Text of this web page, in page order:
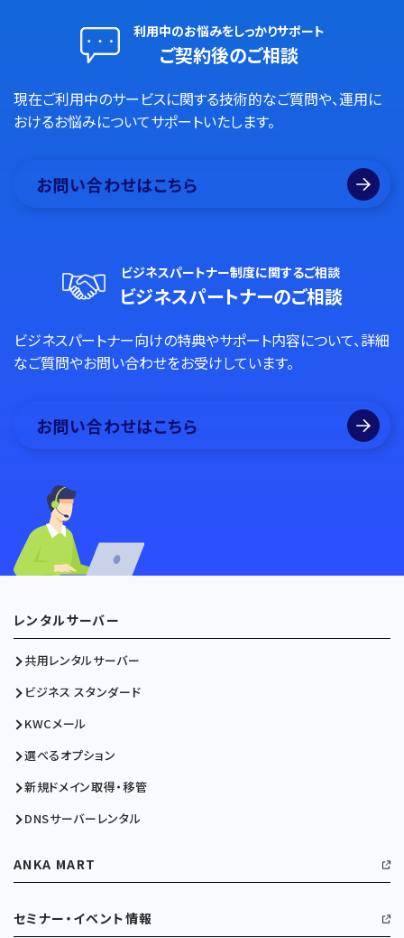
利用中のお悩みをしっかりサポート
ご契約後のご相談
現在ご利用中のサービスに関する技術的なご質問や、運用に
おけるお悩みについてサポートいたします。
お問い合わせはこちら
ビジネスパートナー制度に関するご相談
ビジネスパートナーのご相談
ビジネスパートナー向けの特典やサポート内容について、詳細
なご質問やお問い合わせをお受けしています。
お問い合わせはこちら
レンタルサーバー
共用レンタルサーバー
ビジネス スタンダード
KWCメール
選べるオプション
新規ドメイン取得・移管
DNSサーバーレンタル
ANKA MART
セミナー・イベント情報